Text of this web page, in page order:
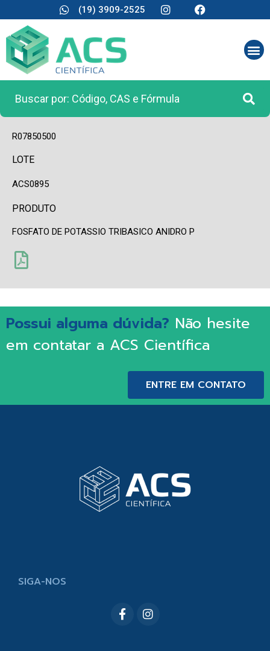
(19) 3909-2525
R07850500
LOTE
ACS0895
PRODUTO
FOSFATO DE POTASSIO TRIBASICO ANIDRO P
Possui alguma dúvida? Não hesite
em contatar a ACS Científica
ENTRE EM CONTATO
SIGA-NOS